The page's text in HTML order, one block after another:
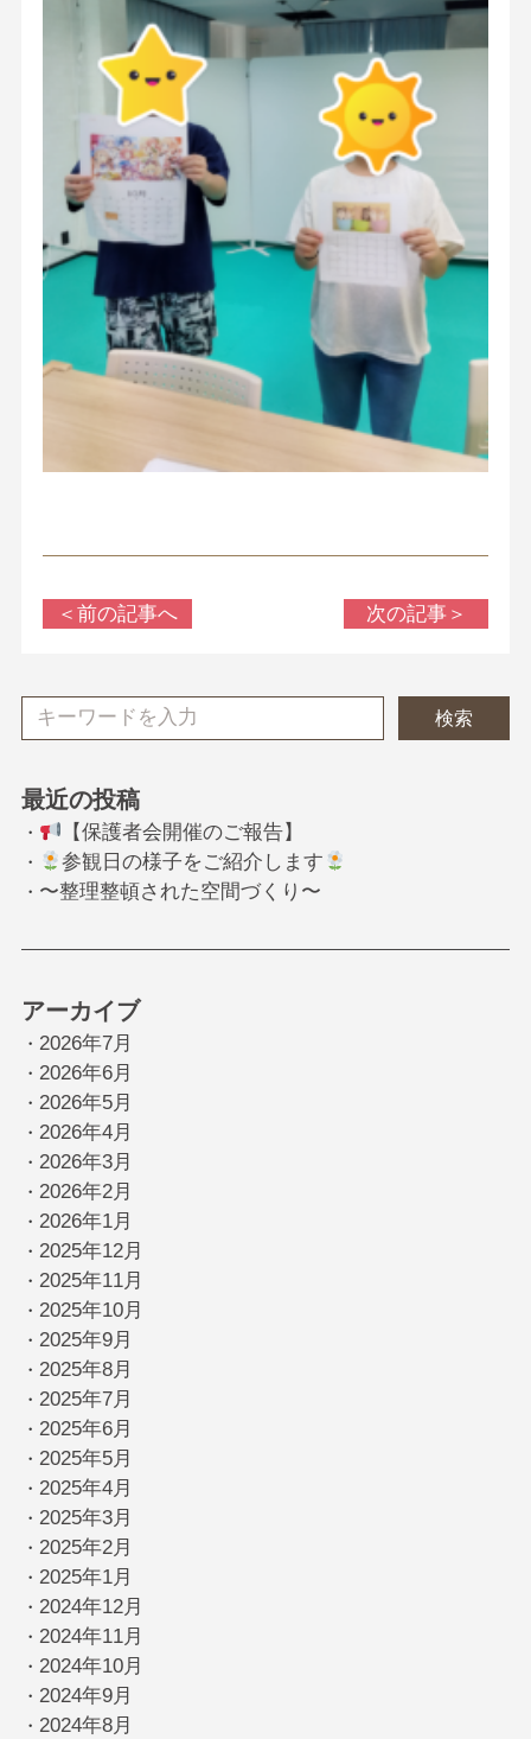
＜前の記事へ 次の記事＞
検索
最近の投稿
・ 【保護者会開催のご報告】
・ 参観日の様子をご紹介します
・ 〜整理整頓された空間づくり〜
アーカイブ
・ 2026年7月
・ 2026年6月
・ 2026年5月
・ 2026年4月
・ 2026年3月
・ 2026年2月
・ 2026年1月
・ 2025年12月
・ 2025年11月
・ 2025年10月
・ 2025年9月
・ 2025年8月
・ 2025年7月
・ 2025年6月
・ 2025年5月
・ 2025年4月
・ 2025年3月
・ 2025年2月
・ 2025年1月
・ 2024年12月
・ 2024年11月
・ 2024年10月
・ 2024年9月
・ 2024年8月